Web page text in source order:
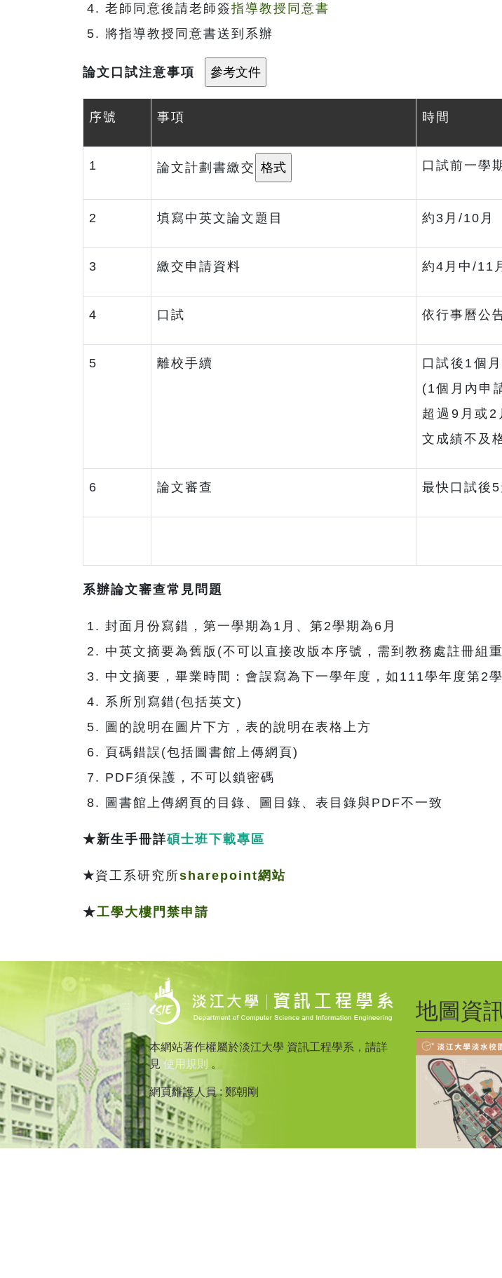
老師同意後請老師簽指導教授同意書
將指導教授同意書送到系辦
論文口試注意事項
序號 事項 時間
1 論文計劃書繳交 口試前一學
2 填寫中英文論文題目 約3月/10月
3 繳交申請資料 約4月中/11
4 口試 依行事曆公
5 離校手續
口試後1個
(1個月內申
超過9月或2
文成績不及
6 論文審查 最快口試後
系辦論文審查常見問題
封面月份寫錯，第一學期為1月、第2學期為6月
中英文摘要為舊版(不可以直接改版本序號，需到教務處註冊組
中文摘要，畢業時間：會誤寫為下一學年度，如111學年度第2
系所別寫錯(包括英文)
圖的說明在圖片下方，表的說明在表格上方
頁碼錯誤(包括圖書館上傳網頁)
PDF須保護，不可以鎖密碼
圖書館上傳網頁的目錄、圖目錄、表目錄與PDF不一致
★新生手冊詳碩士班下載專區
★資工系研究所sharepoint網站
★工學大樓門禁申請
:::
本網站著作權屬於淡江大學 資訊工程學系，請詳
見 使用規則 。
網頁維護人員 : 鄭朝剛
地圖資